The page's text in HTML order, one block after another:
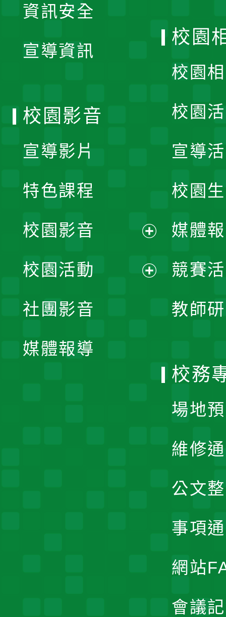
資訊安全
宣導資訊
校園
校園
校園
宣導
校園
媒體
競賽
教師
校園影音
宣導影片
特色課程
校園影音
開
校園活動
社團影音
媒體報導
校務
場地
維修
公文
事項
網站
會議